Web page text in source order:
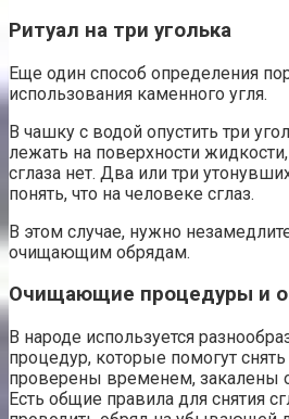
Ритуал на три уголька
Еще один способ определения
использования каменного угля.
В чашку с водой опустить три
лежать на поверхности
сглаза нет. Два или три
понять, что на человеке сглаз.
В этом случае, нужно
очищающим обрядам.
Очищающие процедуры и
В народе используется
процедур, которые помогут
проверены временем, закалены
Есть общие правила для снятия